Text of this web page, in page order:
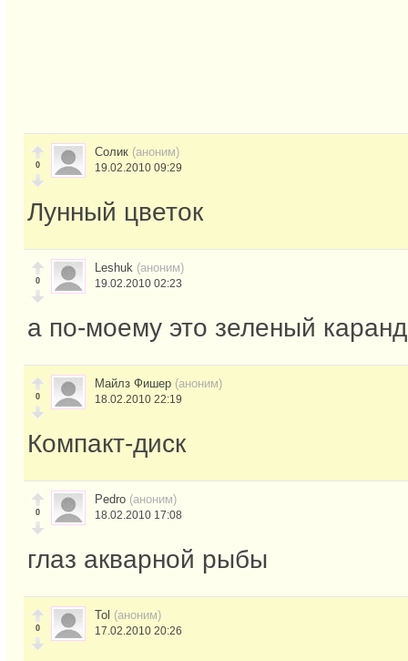
0
Солик (аноним)
19.02.2010 09:29
Лунный цветок
0
Leshuk (аноним)
19.02.2010 02:23
а по-моему это зеленый
0
Майлз Фишер (аноним)
18.02.2010 22:19
Компакт-диск
0
Pedro (аноним)
18.02.2010 17:08
глаз акварной рыбы
0
Tol (аноним)
17.02.2010 20:26